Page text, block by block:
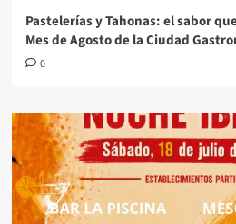
Pastelerías y Tahonas: el sabor
Mes de Agosto de la Ciudad
0